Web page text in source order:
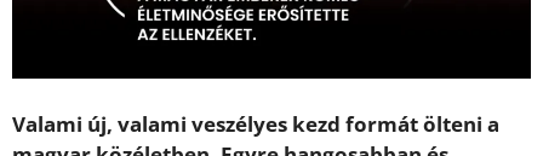
Valami új, valami veszélyes kezd formát ölteni a